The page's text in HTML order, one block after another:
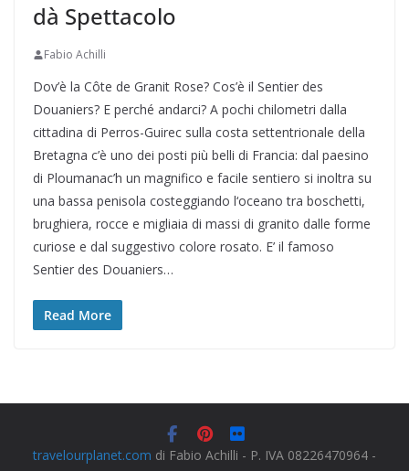
dà Spettacolo
Fabio Achilli
Dov’è la Côte de Granit Rose? Cos’è il Sentier des
Douaniers? E perché andarci? A pochi chilometri dalla
cittadina di Perros-Guirec sulla costa settentrionale della
Bretagna c’è uno dei posti più belli di Francia: dal paesino
di Ploumanac’h un magnifico e facile sentiero si inoltra su
una bassa penisola costeggiando l‘oceano tra boschetti,
brughiera, rocce e migliaia di massi di granito dalle forme
curiose e dal suggestivo colore rosato. E’ il famoso
Sentier des Douaniers…
Read More
travelourplanet.com di Fabio Achilli - P. IVA 08226470964 -